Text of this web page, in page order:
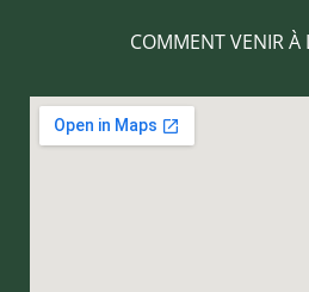
COMMENT VENIR À